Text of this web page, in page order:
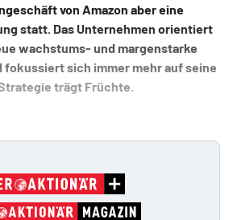
von Amazon aber eine
statt. Das Unternehmen orientiert
wachstums- und margenstarke
sich immer mehr auf seine
trägt Früchte.